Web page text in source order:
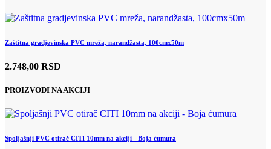
Zaštitna gradjevinska PVC mreža, narandžasta, 100cmx50m
2.748,00 RSD
PROIZVODI NA AKCIJI
Spoljašnji PVC otirač CITI 10mm na akciji - Boja ćumura